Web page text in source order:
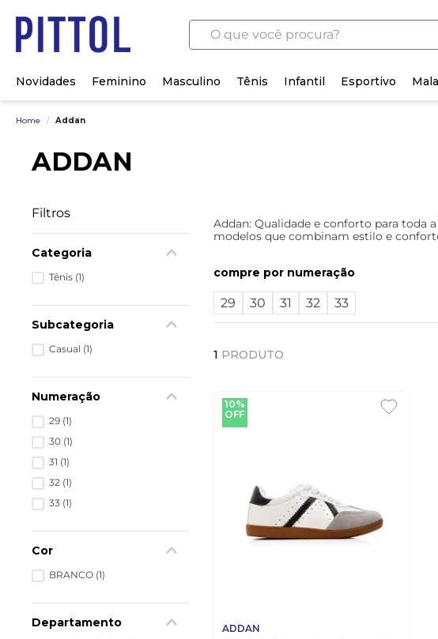
O que você procura?
Novidades Feminino Masculino Tênis Infantil Esportivo
Home / Addan
ADDAN
Filtros
Departamento
Categoria
Tênis (1)
Subcategoria
Casual (1)
Cor
BRANCO (1)
Numeração
29 (1)
30 (1)
31 (1)
32 (1)
33 (1)
Addan: Qualidade e conforto para toda
modelos que combinam estilo e
numeração
29 30 31 32 33
1 PRODUTO
10%
OFF
ADDAN